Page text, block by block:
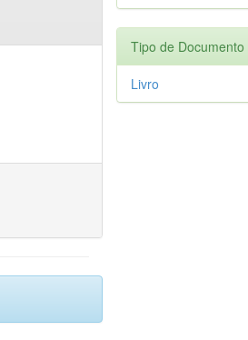
Tipo de Documento
Livro